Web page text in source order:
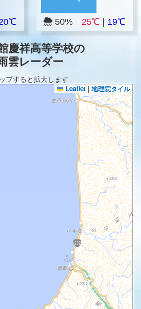
50% 25℃ 19℃
慶祥高等学校の
雲レーダー
プすると拡大します
Leaflet | 地理院タイル